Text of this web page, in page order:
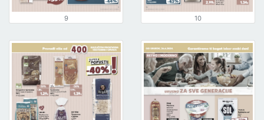
9 10